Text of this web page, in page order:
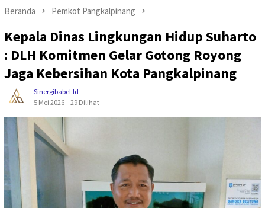
Beranda Pemkot Pangkalpinang
Kepala Dinas Lingkungan Hidup Suharto
: DLH Komitmen Gelar Gotong Royong
Jaga Kebersihan Kota Pangkalpinang
Sinergibabel.id
5 Mei 2026
29 Dilihat